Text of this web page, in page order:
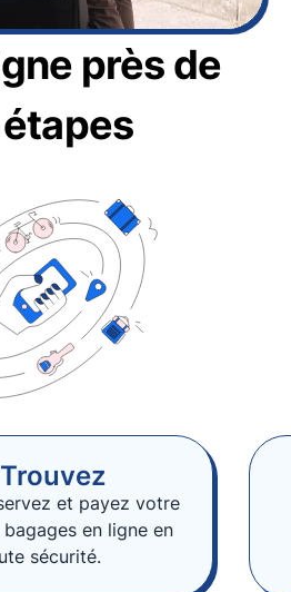
près de
Trouvez
et payez votre
en ligne en
sécurité.